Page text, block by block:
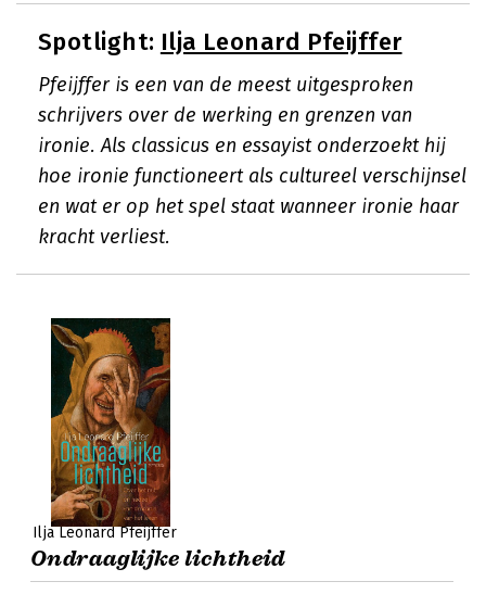
Spotlight: Ilja Leonard Pfeijffer
Pfeijffer is een van de meest uitgesproken
schrijvers over de werking en grenzen van
ironie. Als classicus en essayist onderzoekt hij
hoe ironie functioneert als cultureel verschijnsel
en wat er op het spel staat wanneer ironie haar
kracht verliest.
Ilja Leonard Pfeijffer
Ondraaglijke lichtheid